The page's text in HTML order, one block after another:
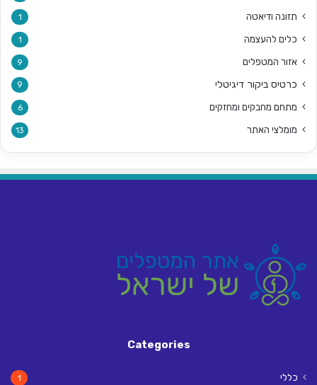
תזונה ודיאטה 1
כלים להעצמה 1
אזור המטפלים 9
כרטיס ביקור דיגיטלי 9
מתחם מחבקים ומחזקים 6
מומלצי האתר 13
Categories
כללי 1